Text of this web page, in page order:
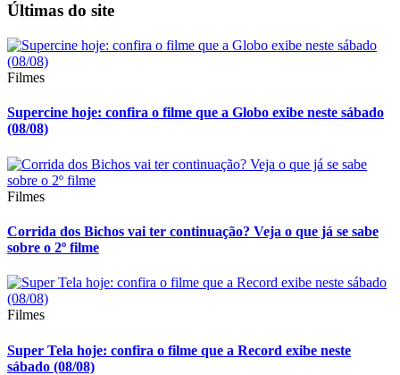
Últimas do site
Filmes
Supercine hoje: confira o filme que a Globo exibe neste sábado
(08/08)
Filmes
Corrida dos Bichos vai ter continuação? Veja o que já se sabe
sobre o 2º filme
Filmes
Super Tela hoje: confira o filme que a Record exibe neste
sábado (08/08)